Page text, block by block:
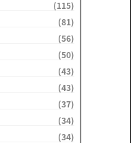
(115)
(81)
(56)
(50)
(43)
(43)
(37)
(34)
(34)